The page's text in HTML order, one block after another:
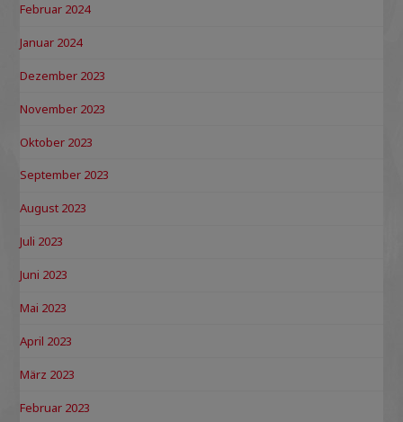
Februar 2024
Januar 2024
Dezember 2023
November 2023
Oktober 2023
September 2023
August 2023
Juli 2023
Juni 2023
Mai 2023
April 2023
März 2023
Februar 2023